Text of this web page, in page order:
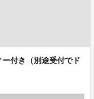
付き（別途受付でド